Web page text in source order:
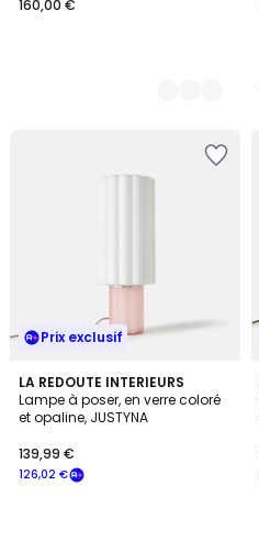
160,00 €
Prix exclusif
LA REDOUTE INTERIEURS
Lampe à poser, en verre coloré
et opaline, JUSTYNA
126,02 €
139,99 €